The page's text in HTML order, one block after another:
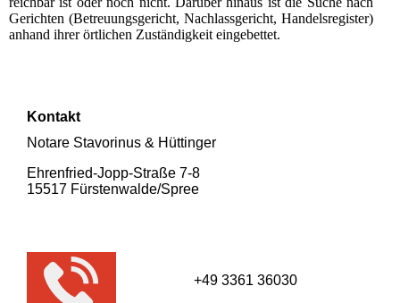
Gerichten (Betreuungsgericht, Nach­lass­gericht, Handelsregister)
anhand ihrer örtlichen Zu­ständigkeit eingebettet.
Kontakt
Notare Stavorinus & Hüttinger
Ehrenfried-Jopp-Straße 7-8
15517 Fürsten­walde/­Spree
+49 3361 36030